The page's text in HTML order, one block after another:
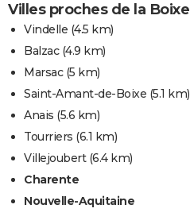
Villes proches de la Boixe
Vindelle (4.5 km)
Balzac(4.9 km)
Marsac(5 km)
Saint-Amant-de-Boixe (5.1 km)
Anais (5.6 km)
Tourriers (6.1 km)
Villejoubert(6.4 km)
Charente
Nouvelle-Aquitaine